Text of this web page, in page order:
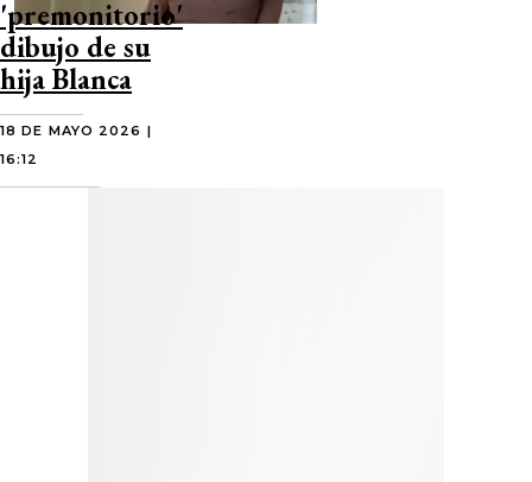
'premonitorio'
dibujo de su
hija Blanca
18 DE MAYO 2026 |
16:12